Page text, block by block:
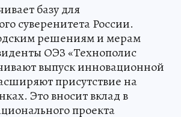
базу для
суверенитета России.
решениям и мерам
ОЭЗ «Технополис
выпуск инновационной
присутствие на
Это вносит вклад в
проекта